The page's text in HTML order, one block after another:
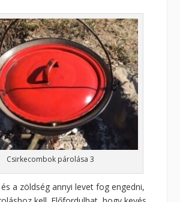
Csirkecombok párolása 3
a zöldség annyi levet fog engedni,